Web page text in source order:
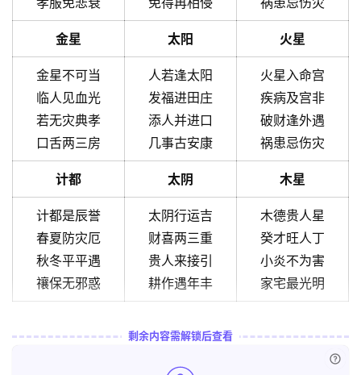
金星 太阳 火星
金星不可当
临人见血光
若无灾典孝
口舌两三房
人若逢太阳
发福进田庄
添人并进口
几事古安康
火星入命宫
疾病及宫非
破财逢外遇
祸患忌伤灾
计都 太阴 木星
计都是辰誉
春夏防灾厄
秋冬平平遇
禳保无邪惑
太阴行运吉
财喜两三重
贵人来接引
耕作遇年丰
木德贵人星
癸才旺人丁
小炎不为害
家宅最光明
剩余内容需解锁后查看